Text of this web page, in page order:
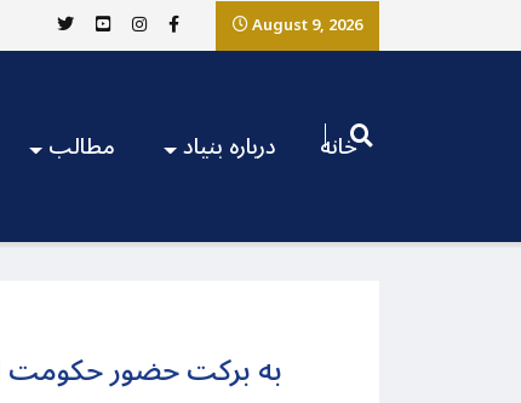
August 9, 2026
مطالب درباره بنیاد خانه
به برکت حضور حکومت